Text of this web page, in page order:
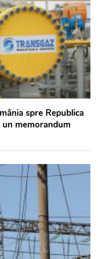
spre Republica
un memorandum